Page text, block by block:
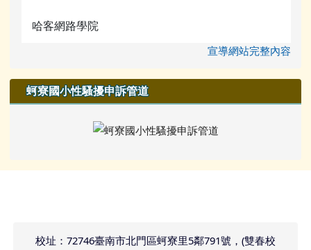
哈客網路學院
宣導網站完整內容
蚵寮國小性騷擾申訴管道
校址：72746臺南市北門區蚵寮里5鄰791號，(雙春校